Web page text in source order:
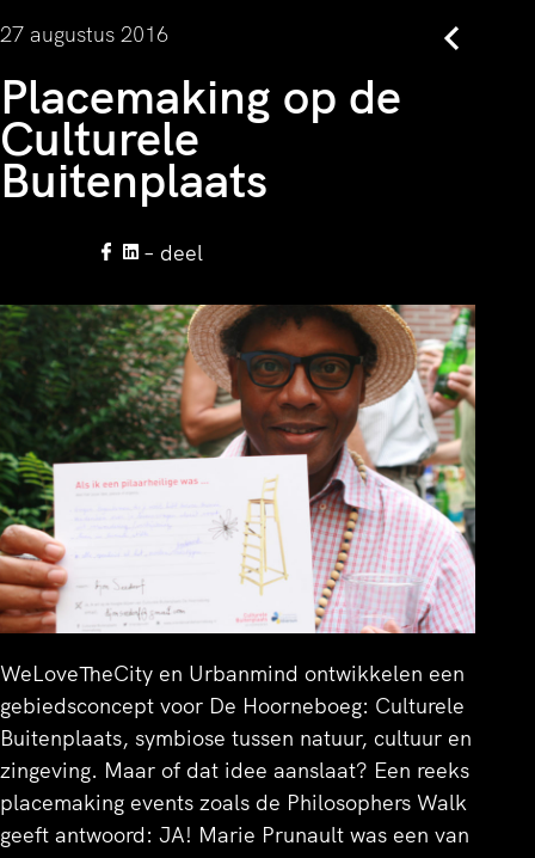
27 augustus 2016
Placemaking op de
Culturele
Buitenplaats
– deel
WeLoveTheCity en Urbanmind ontwikkelen een
gebiedsconcept voor De Hoorneboeg: Culturele
Buitenplaats, symbiose tussen natuur, cultuur en
zingeving. Maar of dat idee aanslaat? Een reeks
placemaking events zoals de Philosophers Walk
geeft antwoord: JA! Marie Prunault was een van